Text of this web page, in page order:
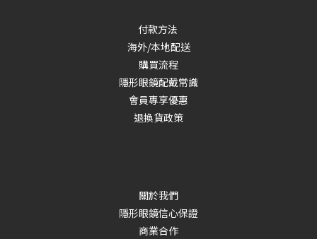
付款方法
海外/本地配送
購買流程
隱形眼鏡配戴常識
會員專享優惠
退換貨政策
關於我們
隱形眼鏡信心保證
商業合作